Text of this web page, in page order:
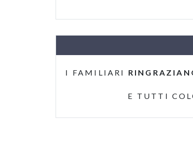
I FAMILIARI
E TUTTI